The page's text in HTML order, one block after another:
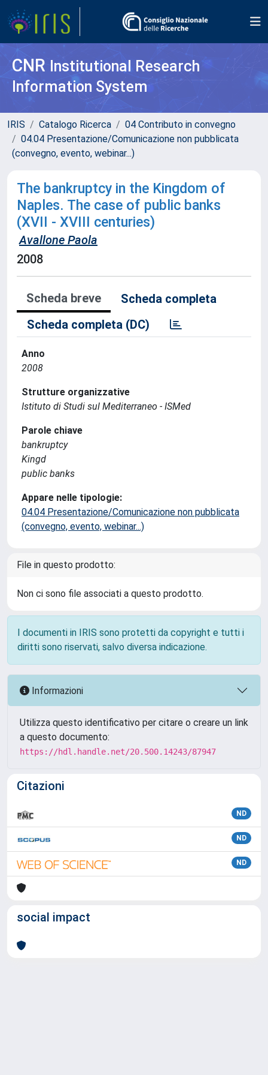
CNR Institutional Research
Information System
IRIS Catalogo Ricerca
04 Contributo in convegno
04.04 Presentazione/Comunicazione non pubblicata
(convegno, evento, webinar...)
The bankruptcy in the Kingdom of
Naples. The case of public banks
(XVII - XVIII centuries)
Avallone Paola
2008
Scheda breve
Scheda completa
Scheda completa (DC)
Anno
2008
Strutture organizzative
Istituto di Studi sul Mediterraneo - ISMed
Parole chiave
bankruptcy
Kingd
public banks
Appare nelle tipologie:
04.04 Presentazione/Comunicazione non pubblicata
(convegno, evento, webinar...)
File in questo prodotto:
Non ci sono file associati a questo prodotto.
I documenti in IRIS sono protetti da copyright e tutti i
diritti sono riservati, salvo diversa indicazione.
Informazioni
Utilizza questo identificativo per citare o creare un link
a questo documento:
https://hdl.handle.net/20.500.14243/87947
Citazioni
ND
ND
ND
social impact